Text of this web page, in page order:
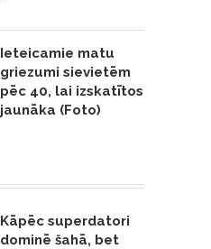
Ieteicamie matu
griezumi sievietēm
pēc 40, lai izskatītos
jaunāka (Foto)
Kāpēc superdatori
dominē šahā, bet